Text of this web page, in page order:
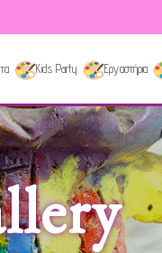
Kids Party Εργαστήρια